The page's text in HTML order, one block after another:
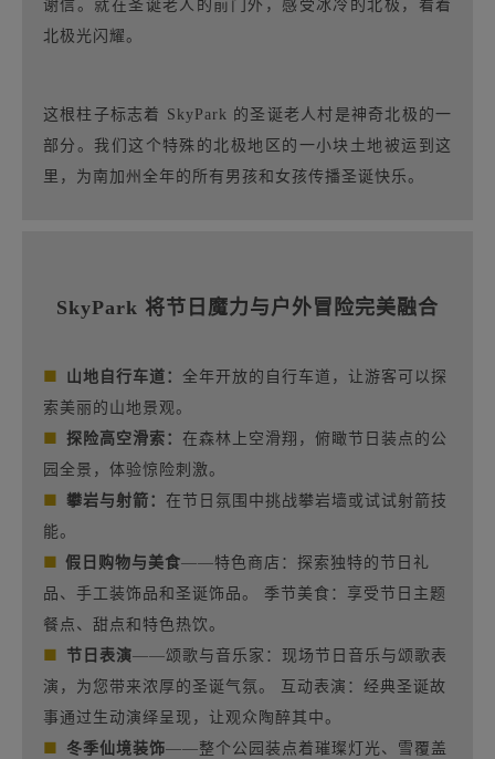
谢信。就在圣诞老人的前门外，感受冰冷的北极，看着
北极光闪耀。
这根柱子标志着 SkyPark 的圣诞老人村是神奇北极的一
部分。我们这个特殊的北极地区的一小块土地被运到这
里，为南加州全年的所有男孩和女孩传播圣诞快乐。
SkyPark 将节日魔力与户外冒险完美融合
■ 山地自行车道： 全年开放的自行车道，让游客可以探
索美丽的山地景观。
■ 探险高空滑索： 在森林上空滑翔，俯瞰节日装点的公
园全景，体验惊险刺激。
■ 攀岩与射箭： 在节日氛围中挑战攀岩墙或试试射箭技
能。
■ 假日购物与美食——特色商店：探索独特的节日礼
品、手工装饰品和圣诞饰品。 季节美食：享受节日主题
餐点、甜点和特色热饮。
■ 节日表演——颂歌与音乐家：现场节日音乐与颂歌表
演，为您带来浓厚的圣诞气氛。 互动表演：经典圣诞故
事通过生动演绎呈现，让观众陶醉其中。
■ 冬季仙境装饰——整个公园装点着璀璨灯光、雪覆盖